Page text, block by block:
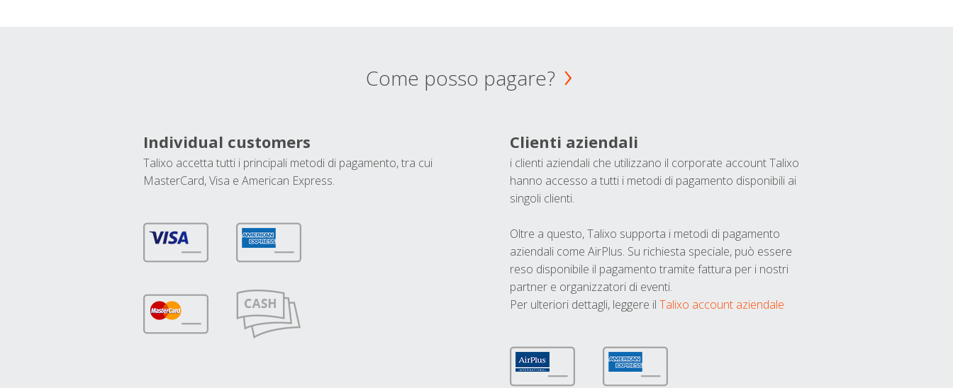
Come posso pagare?
Individual customers
Talixo accetta tutti i principali metodi di pagamento, tra cui
MasterCard, Visa e American Express.
Clienti aziendali
i clienti aziendali che utilizzano il corporate account Talixo
hanno accesso a tutti i metodi di pagamento disponibili ai
singoli clienti.
Oltre a questo, Talixo supporta i metodi di pagamento
aziendali come AirPlus. Su richiesta speciale, può essere
reso disponibile il pagamento tramite fattura per i nostri
partner e organizzatori di eventi.
Per ulteriori dettagli, leggere il Talixo account aziendale